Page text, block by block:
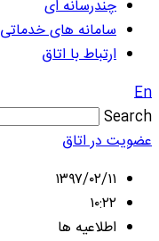
چندرسانه ای
سامانه های خدماتی
ارتباط با اتاق
En
Search
عضویت در اتاق
۱۳۹۷/۰۲/۱۱
۱۰:۲۲
اطلاعیه ها